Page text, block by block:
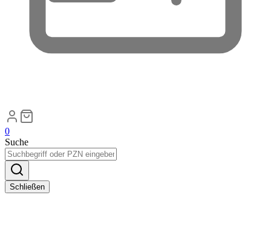
0
Suche
Schließen